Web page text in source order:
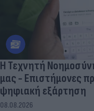
Η Τεχνητή
μας - Eπιστήμονες
ψηφιακή εξάρτηση
08.08.2026